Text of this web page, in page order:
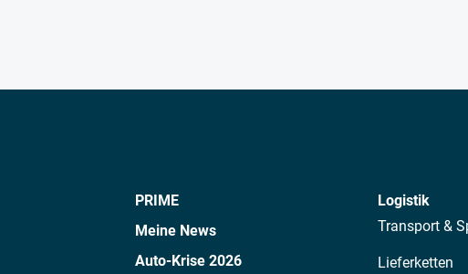
PRIME
Meine News
Auto-Krise 2026
Logistik
Transport &
Lieferketten